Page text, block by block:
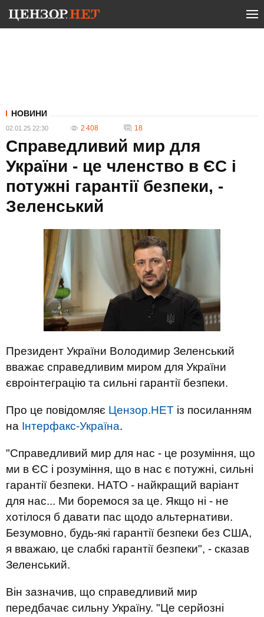
НОВИНИ
02.01.25 22:30 2 408 18
Справедливий мир для
України - це членство в ЄС і
потужні гарантії безпеки, -
Зеленський
Президент України Володимир Зеленський
вважає справедливим миром для України
євроінтеграцію та сильні гарантії безпеки.
Про це повідомляє Цензор.НЕТ із посиланням
на Інтерфакс-Україна.
"Справедливий мир для нас - це розуміння, що
ми в ЄС і розуміння, що в нас є потужні, сильні
гарантії безпеки. НАТО - найкращий варіант
для нас... Ми боремося за це. Якщо ні - не
хотілося б давати пас щодо альтернативи.
Безумовно, будь-які гарантії безпеки без США,
я вважаю, це слабкі гарантії безпеки", - сказав
Зеленський.
Він зазначив, що справедливий мир
передбачає сильну Україну. "Це серйозні